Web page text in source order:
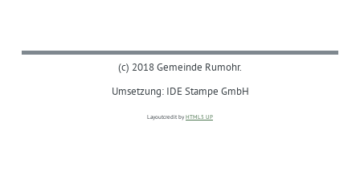
(c) 2018 Gemeinde Rumohr.
Umsetzung: IDE Stampe GmbH
Layoutcredit by HTML5 UP